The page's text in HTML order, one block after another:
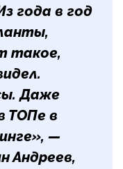
года в год
такое,
Даже
ТОПе в
—
Андреев,